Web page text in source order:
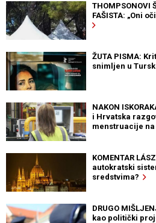
THOMPSONOVI
FAŠISTA: „Oni
ŽUTA PISMA:
snimljen u
NAKON
i Hrvatska
menstruacije
KOMENTAR
autokratski
sredstvima?
DRUGO
kao politički